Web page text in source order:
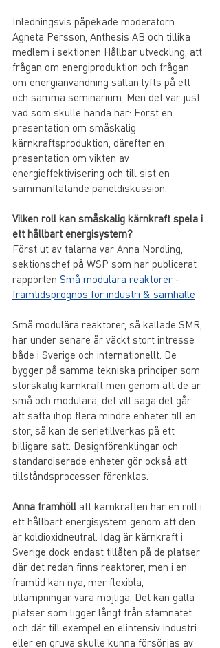
Inledningsvis påpekade moderatorn
Agneta Persson, Anthesis AB och tillika
medlem i sektionen Hållbar utveckling, att
frågan om energiproduktion och frågan
om energianvändning sällan lyfts på ett
och samma seminarium. Men det var just
vad som skulle hända här: Först en
presentation om småskalig
kärnkraftsproduktion, därefter en
presentation om vikten av
energieffektivisering och till sist en
sammanflätande paneldiskussion.
Vilken roll kan småskalig kärnkraft spela i
ett hållbart energisystem?
Först ut av talarna var Anna Nordling,
sektionschef på WSP som har publicerat
rapporten Små modulära reaktorer -
framtidsprognos för industri & samhälle
Små modulära reaktorer, så kallade SMR,
har under senare år väckt stort intresse
både i Sverige och internationellt. De
bygger på samma tekniska principer som
storskalig kärnkraft men genom att de är
små och modulära, det vill säga det går
att sätta ihop flera mindre enheter till en
stor, så kan de serietillverkas på ett
billigare sätt. Designförenklingar och
standardiserade enheter gör också att
tillståndsprocesser förenklas.
Anna framhöll att kärnkraften har en roll i
ett hållbart energisystem genom att den
är koldioxidneutral. Idag är kärnkraft i
Sverige dock endast tillåten på de platser
där det redan finns reaktorer, men i en
framtid kan nya, mer flexibla,
tillämpningar vara möjliga. Det kan gälla
platser som ligger långt från stamnätet
och där till exempel en elintensiv industri
eller en gruva skulle kunna försörjas av